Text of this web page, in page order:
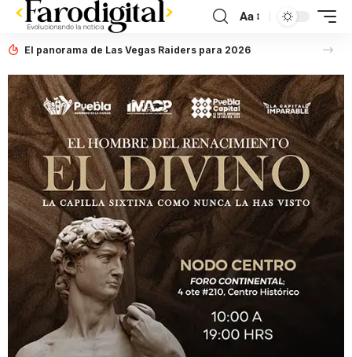
Aa
El panorama de Las Vegas Raiders para 2026